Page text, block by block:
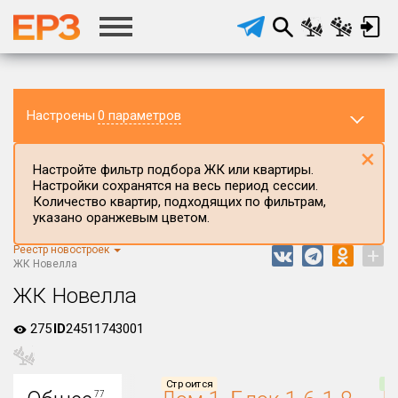
Настроены 0 параметров
Регион ЖК
Все
Настройте фильтр подбора ЖК или квартиры.
Настройки сохранятся на весь период сессии.
Количество квартир, подходящих по фильтрам,
указано оранжевым цветом.
×
Реестр новостроек
ЖК Новелла
+
ЖК Новелла
275ID24511743001
77
Строится